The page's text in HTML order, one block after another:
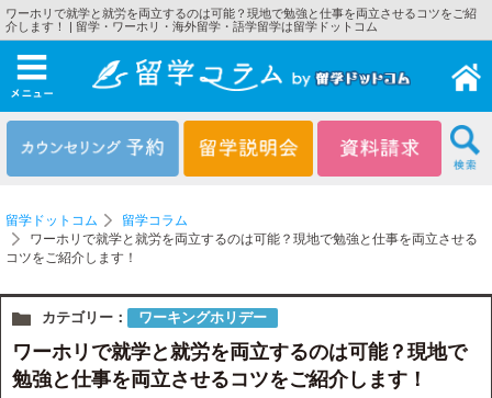
ワーホリで就学と就労を両立するのは可能？現地で勉強と仕事を両立させるコツをご紹
介します！ | 留学・ワーホリ・海外留学・語学留学は留学ドットコム
メニュー
留学ドットコム
留学コラム
ワーホリで就学と就労を両立するのは可能？現地で勉強と仕事を両立させる
コツをご紹介します！
カテゴリー： ワーキングホリデー
ワーホリで就学と就労を両立するのは可能？現地で
勉強と仕事を両立させるコツをご紹介します！